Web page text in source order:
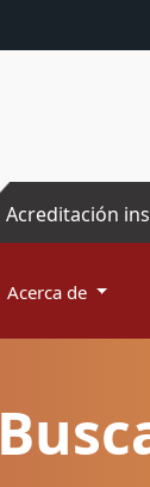
Acreditación
Acerca de